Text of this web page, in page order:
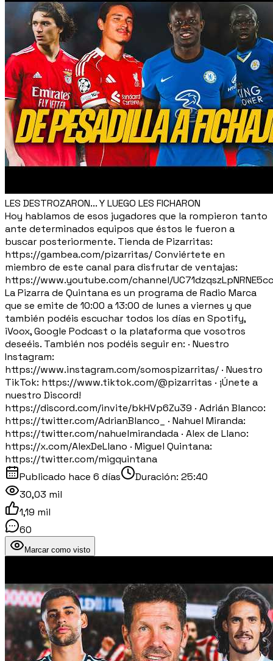
LES DESTROZARON... Y LUEGO LES FICHARON
Hoy hablamos de esos jugadores que la rompieron tanto
ante determinados equipos que éstos le fueron a
buscar posteriormente. Tienda de Pizarritas:
https://gambea.com/pizarritas/ Conviértete en
miembro de este canal para disfrutar de ventajas:
https://www.youtube.com/channel/
La Pizarra de Quintana es un programa de Radio Marca
que se emite de 10:00 a 13:00 de lunes a viernes y que
también podéis escuchar todos los días en Spotify,
iVoox, Google Podcast o la plataforma que vosotros
deseéis. También nos podéis seguir en: · Nuestro
Instagram:
https://www.instagram.com/somospizarritas/ · Nuestro
TikTok: https://www.tiktok.com/@pizarritas · ¡Únete a
nuestro Discord!
https://discord.com/invite/bkHVp6Zu39 · Adrián Blanco:
https://twitter.com/AdrianBlanco_ · Nahuel Miranda:
https://twitter.com/nahuelmirandada · Alex de Llano:
https://x.com/AlexDeLlano · Miguel Quintana:
https://twitter.com/migquintana
Publicado hace 6 días Duración: 25:40
30,03 mil
1,19 mil
60
Marcar como visto